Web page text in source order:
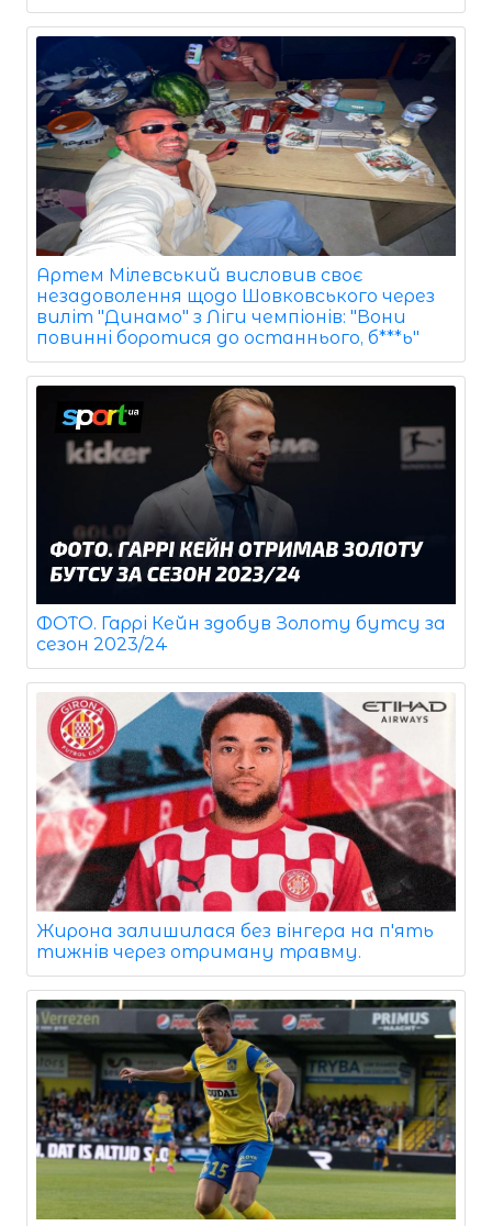
Артем Мілевський висловив своє
незадоволення щодо Шовковського через
виліт "Динамо" з Ліги чемпіонів: "Вони
повинні боротися до останнього, б***ь"
ФОТО. Гаррі Кейн здобув Золоту бутсу за
сезон 2023/24
Жирона залишилася без вінгера на п'ять
тижнів через отриману травму.